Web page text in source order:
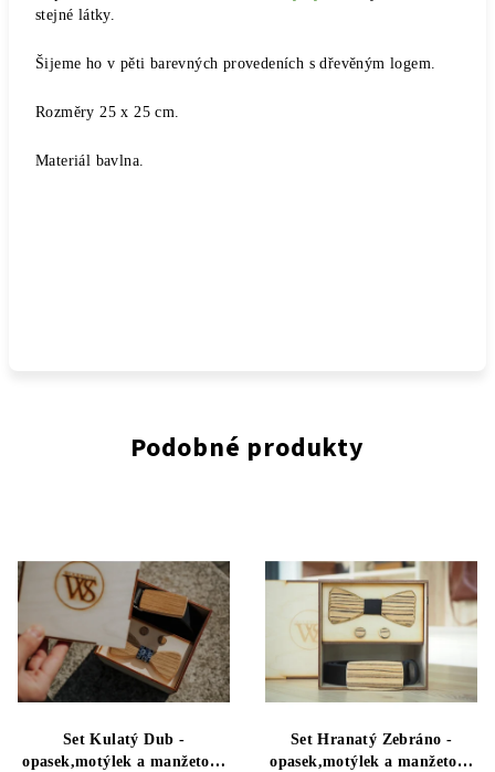
stejné látky.
Šijeme ho v pěti barevných provedeních s dřevěným logem.
Rozměry 25 x 25 cm.
Materiál bavlna.
Podobné produkty
Set Kulatý Dub -
opasek,motýlek a manžetové
Set Hranatý Zebráno -
opasek,motýlek a manžetové